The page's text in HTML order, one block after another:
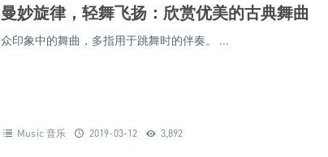
曼妙旋律，轻舞飞扬：欣赏优美的古典舞曲
众印象中的舞曲，多指用于跳舞时的伴奏。 ...
Music 音乐 2019-03-12 3,892